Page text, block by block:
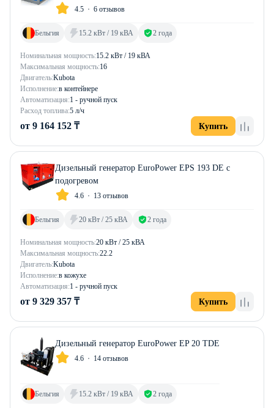
4.5 6 отзывов
Номинальная мощность:15.2 кВт / 19 кВА
Максимальная мощность:16
Двигатель:Kubota
Исполнение:в контейнере
Автоматизация:1 - ручной пуск
Расход топлива:5 л/ч
Бельгия 15.2 кВт / 19 кВА 2 года
от 9 164 152 ₸ Купить
Дизельный генератор EuroPower EPS 193 DE с
подогревом
4.6 13 отзывов
Номинальная мощность:20 кВт / 25 кВА
Максимальная мощность:22.2
Двигатель:Kubota
Исполнение:в кожухе
Автоматизация:1 - ручной пуск
Бельгия 20 кВт / 25 кВА 2 года
от 9 329 357 ₸ Купить
Дизельный генератор EuroPower EP 20 TDE
4.6 14 отзывов
Бельгия 15.2 кВт / 19 кВА 2 года